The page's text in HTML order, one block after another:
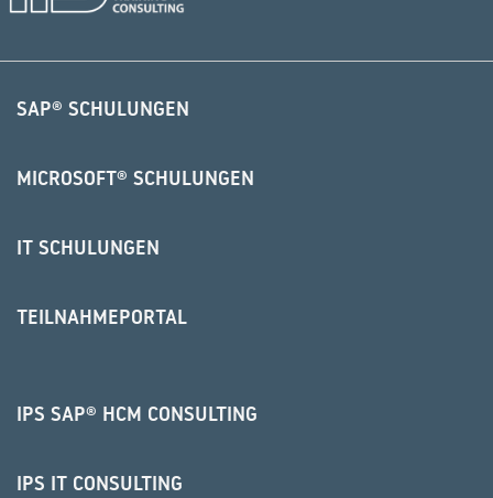
SAP® SCHULUNGEN
MICROSOFT® SCHULUNGEN
IT SCHULUNGEN
TEILNAHMEPORTAL
IPS SAP® HCM CONSULTING
IPS IT CONSULTING